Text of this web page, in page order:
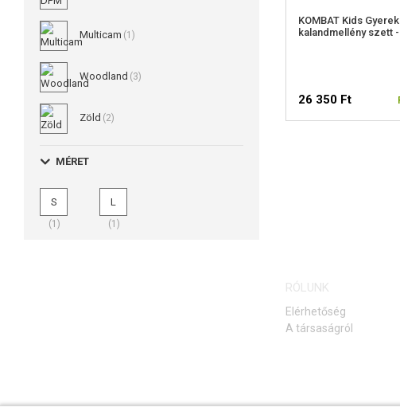
Multicam (1)
Woodland (3)
Zöld (2)
MÉRET
S
(1)
L
(1)
KOMBAT Kids Gyerek
kalandmellény szett
26 350 Ft
RÓLUNK
Elérhetőség
A társaságról